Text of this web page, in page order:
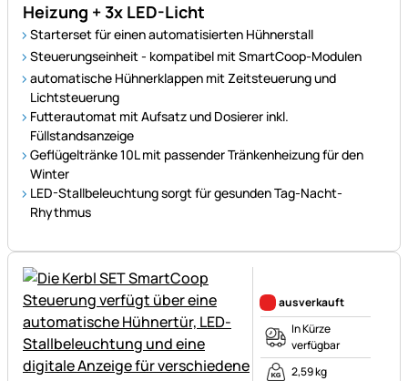
Heizung + 3x LED-Licht
Starterset für einen automatisierten Hühnerstall
Steuerungseinheit - kompatibel mit SmartCoop-Modulen
automatische Hühnerklappen mit Zeitsteuerung und
Lichtsteuerung
Futterautomat mit Aufsatz und Dosierer inkl.
Füllstandsanzeige
Geflügeltränke 10L mit passender Tränkenheizung für den
Winter
LED-Stallbeleuchtung sorgt für gesunden Tag-Nacht-
Rhythmus
ausverkauft
In Kürze
verfügbar
2,59 kg